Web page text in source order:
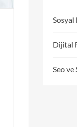
Sosyal
Dijital
Seo ve